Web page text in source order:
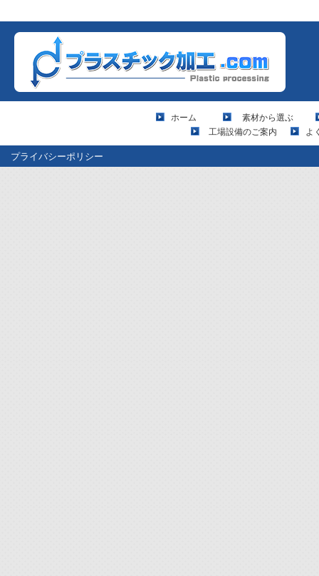
ホーム
素材から選ぶ
工場設備のご案内
よ
プライバシーポリシー